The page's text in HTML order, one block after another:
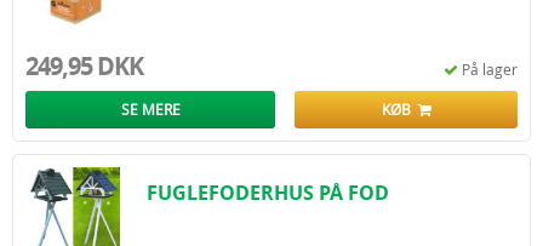
249,95 DKK På lager
SE MERE KØB
FUGLEFODERHUS PÅ FOD